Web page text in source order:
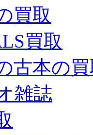
買取
買取
古本の
雑誌